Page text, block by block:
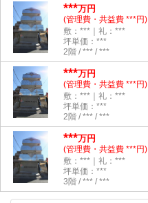
***万円
(管理費・共益費 ***円)
敷：***｜礼：***
坪単価：***
2階 / *** / ***
***万円
(管理費・共益費 ***円)
敷：***｜礼：***
坪単価：***
2階 / *** / ***
***万円
(管理費・共益費 ***円)
敷：***｜礼：***
坪単価：***
3階 / *** / ***